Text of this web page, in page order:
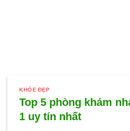
KHỎE ĐẸP
Top 5 phòng khám
1 uy tín nhất